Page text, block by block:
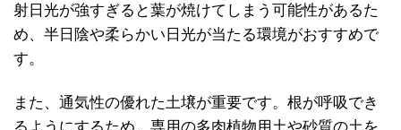
射日光が強すぎると葉が焼けてしまう可能性があるた
め、半日陰や柔らかい日光が当たる環境がおすすめで
す。
また、通気性の優れた土壌が重要です。根が呼吸でき